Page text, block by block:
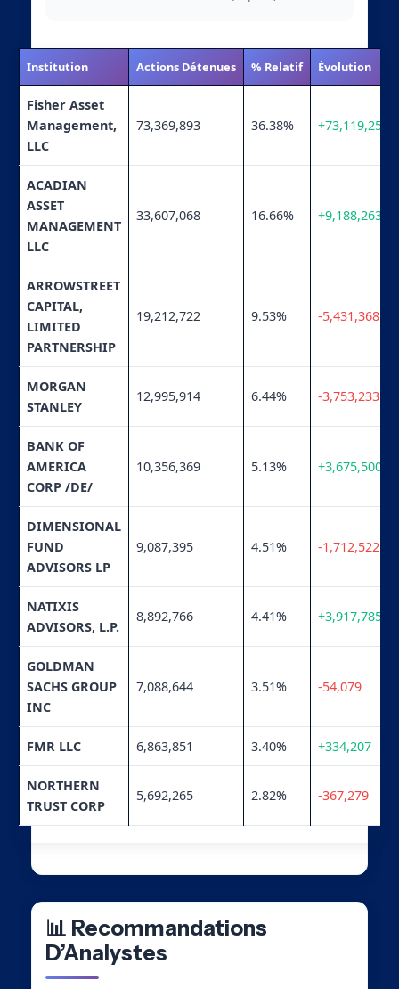
Institution Actions Détenues % Relatif Évolution
Fisher Asset
Management,
LLC
73,369,893 36.38% +73,119,252
ACADIAN
ASSET
MANAGEMENT
LLC
33,607,068 16.66% +9,188,263
ARROWSTREET
CAPITAL,
LIMITED
PARTNERSHIP
19,212,722 9.53% -5,431,368
MORGAN
STANLEY
12,995,914 6.44% -3,753,233
BANK OF
AMERICA
CORP /DE/
10,356,369 5.13% +3,675,500
DIMENSIONAL
FUND
ADVISORS LP
9,087,395 4.51% -1,712,522
NATIXIS
ADVISORS, L.P.
8,892,766 4.41% +3,917,785
GOLDMAN
SACHS GROUP
INC
7,088,644 3.51% -54,079
FMR LLC 6,863,851 3.40% +334,207
NORTHERN
TRUST CORP
5,692,265 2.82% -367,279
📊 Recommandations
D’Analystes